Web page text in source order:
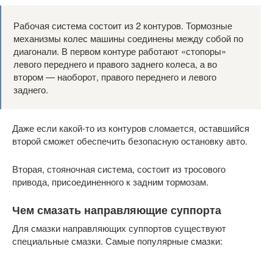
Рабочая система состоит из 2 контуров. Тормозные
механизмы колес машины соединены между собой по
диагонали. В первом контуре работают «стопоры»
левого переднего и правого заднего колеса, а во
втором — наоборот, правого переднего и левого
заднего.
Даже если какой-то из контуров сломается, оставшийся
второй сможет обеспечить безопасную остановку авто.
Вторая, стояночная система, состоит из тросового
привода, присоединенного к задним тормозам.
Чем смазать направляющие суппорта
Для смазки направляющих суппортов существуют
специальные смазки. Самые популярные смазки: